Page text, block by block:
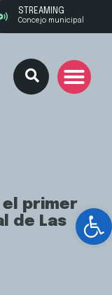
STREAMING
Concejo municipal
el primer
de Las